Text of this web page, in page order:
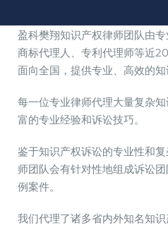
盈科樊翔知识产权律师团队由专
商标代理人、专利代理师等近
面向全国，提供专业、高效的知
每一位专业律师代理大量复杂
富的专业经验和诉讼技巧。
鉴于知识产权诉讼的专业性和
师团队会有针对性地组成诉讼
例案件。
我们代理了诸多省内外知名知识